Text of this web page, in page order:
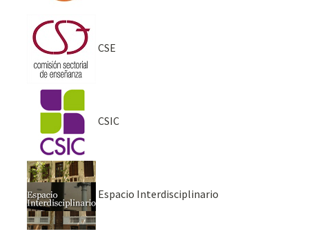
CSE
CSIC
Espacio Interdisciplinario